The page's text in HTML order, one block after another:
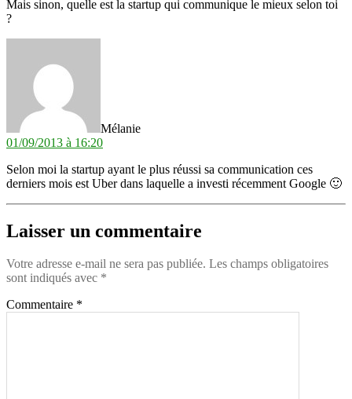
Mais sinon, quelle est la startup qui communique le mieux selon toi
?
Mélanie
01/09/2013 à 16:20
Selon moi la startup ayant le plus réussi sa communication ces
derniers mois est Uber dans laquelle a investi récemment Google 🙂
Laisser un commentaire
Votre adresse e-mail ne sera pas publiée. Les champs obligatoires
sont indiqués avec *
Commentaire *